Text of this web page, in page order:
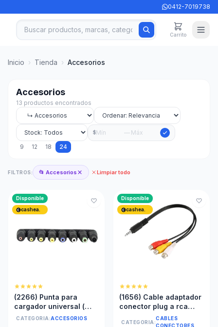
0412-7019738
Carrito
Inicio › Tienda › Accesorios
Accesorios
13 productos encontrados
$
—
9
12 18 24
FILTROS: 📂 Accesorios Limpiar todo
Disponible
cashea.
(2266) Punta para
cargador universal (
unidad )
CATEGORIA:ACCESORIOS
Disponible
cashea.
(1656) Cable adaptador
conector plug a rca
CATEGORIA:
CABLES
CONECTORES